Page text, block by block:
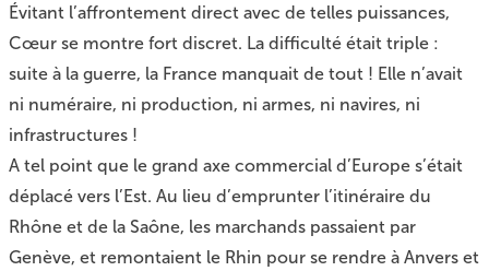
Évitant l’affrontement direct avec de telles puissances,
Cœur se montre fort discret. La difficulté était triple :
suite à la guerre, la France manquait de tout ! Elle n’avait
ni numéraire, ni production, ni armes, ni navires, ni
infrastructures !
A tel point que le grand axe commercial d’Europe s’était
déplacé vers l’Est. Au lieu d’emprunter l’itinéraire du
Rhône et de la Saône, les marchands passaient par
Genève, et remontaient le Rhin pour se rendre à Anvers et